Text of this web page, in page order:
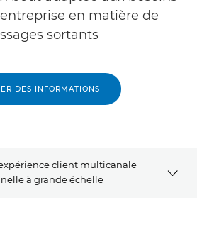
en matière de
sortants
DES INFORMATIONS
client multicanale
à grande échelle